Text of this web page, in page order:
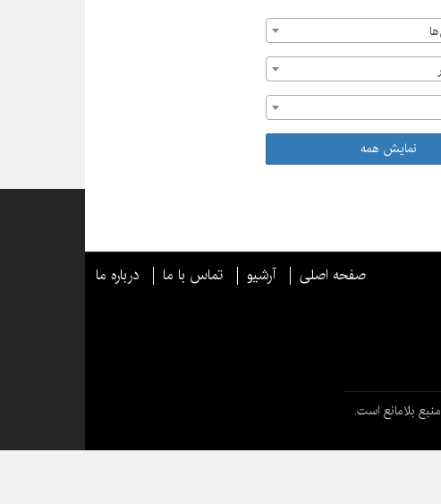
نمایش همه
صفحه اصلی آرشیو تماس با ما درباره ما
بلامانع است.